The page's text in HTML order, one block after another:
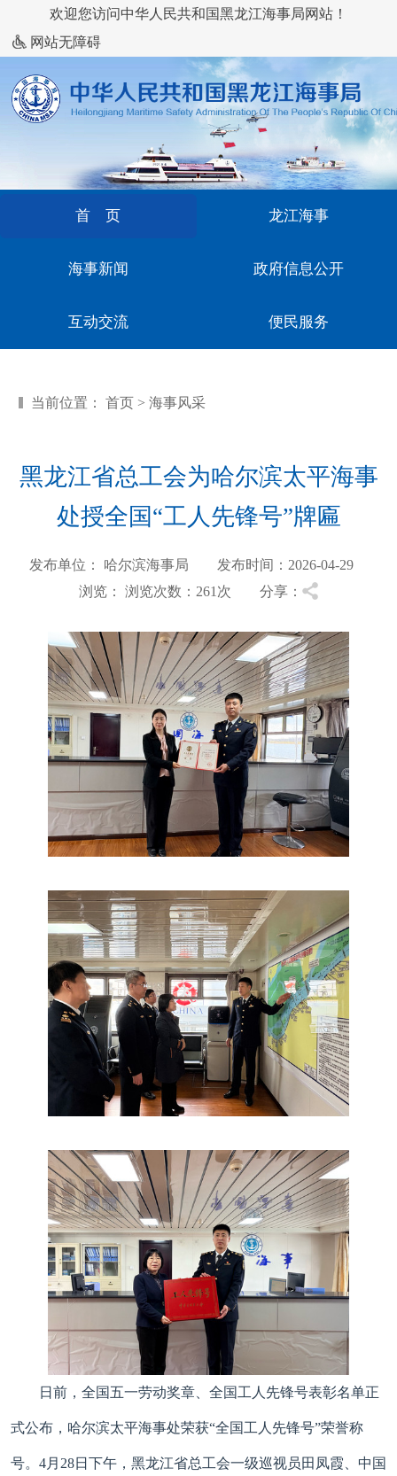
欢迎您访问中华人民共和国黑龙江海事局网站！
网站无障碍
首 页 龙江海事
海事新闻 政府信息公开
互动交流 便民服务
当前位置： 首页 > 海事风采
黑龙江省总工会为哈尔滨太平海事
处授全国“工人先锋号”牌匾
发布单位： 哈尔滨海事局 发布时间：2026-04-29
浏览： 浏览次数：261 次 分享：
日前，全国五一劳动奖章、全国工人先锋号表彰名单正
式公布，哈尔滨太平海事处荣获“全国工人先锋号”荣誉称
号。4月28日下午，黑龙江省总工会一级巡视员田凤霞、中国